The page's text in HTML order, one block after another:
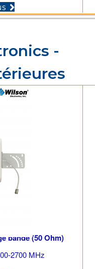
(opens in new tab)
-
bande (50 Ohm)
2700 MHz